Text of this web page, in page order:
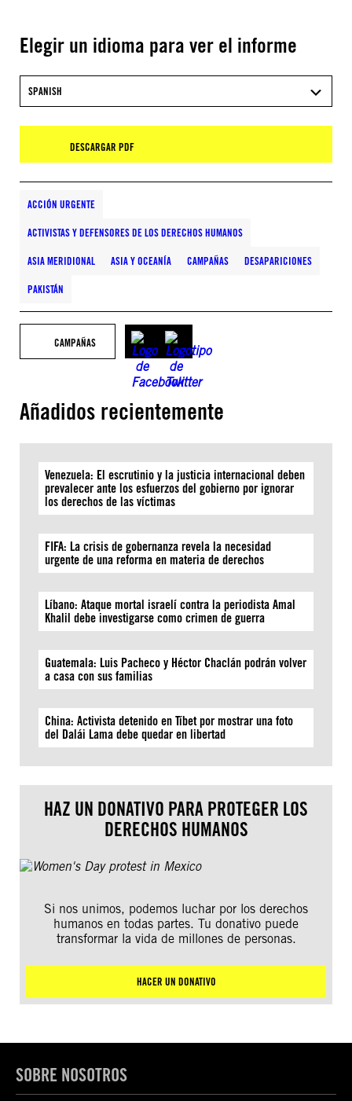
Elegir un idioma para ver el informe
SPANISH
DESCARGAR PDF
ACCIÓN URGENTE
ACTIVISTAS Y DEFENSORES DE LOS DERECHOS HUMANOS
ASIA MERIDIONAL ASIA Y OCEANÍA CAMPAÑAS DESAPARICIONES
PAKISTÁN
CAMPAÑAS
Añadidos recientemente
Venezuela: El escrutinio y la justicia internacional deben
prevalecer ante los esfuerzos del gobierno por ignorar
los derechos de las víctimas
FIFA: La crisis de gobernanza revela la necesidad
urgente de una reforma en materia de derechos
Líbano: Ataque mortal israelí contra la periodista Amal
Khalil debe investigarse como crimen de guerra
Guatemala: Luis Pacheco y Héctor Chaclán podrán volver
a casa con sus familias
China: Activista detenido en Tíbet por mostrar una foto
del Dalái Lama debe quedar en libertad
HAZ UN DONATIVO PARA PROTEGER LOS
DERECHOS HUMANOS
Si nos unimos, podemos luchar por los derechos
humanos en todas partes. Tu donativo puede
transformar la vida de millones de personas.
HACER UN DONATIVO
SOBRE NOSOTROS